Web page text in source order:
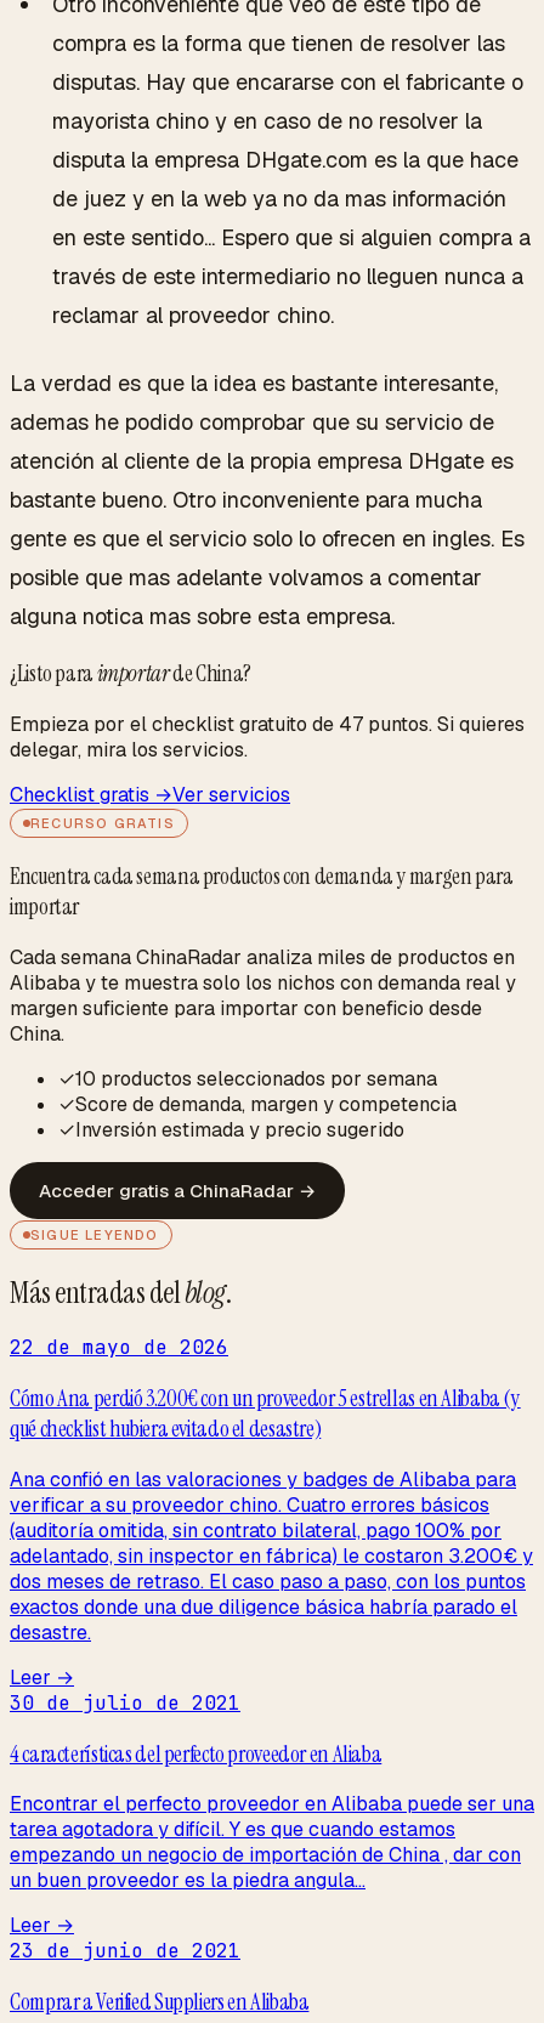
compra es la forma que tienen de resolver las
disputas. Hay que encararse con el fabricante o
mayorista chino y en caso de no resolver la
disputa la empresa DHgate.com es la que hace
de juez y en la web ya no da mas información
en este sentido... Espero que si alguien compra a
través de este intermediario no lleguen nunca a
reclamar al proveedor chino.
La verdad es que la idea es bastante interesante,
ademas he podido comprobar que su servicio de
atención al cliente de la propia empresa DHgate es
bastante bueno. Otro inconveniente para mucha
gente es que el servicio solo lo ofrecen en ingles. Es
posible que mas adelante volvamos a comentar
alguna notica mas sobre esta empresa.
¿Listo paraimportarde China?
Empieza por el checklist gratuito de 47 puntos. Si quieres
delegar, mira los servicios.
Checklist gratis →Ver servicios
RECURSO GRATIS
Encuentra cada semana productos con demanda y margen para
importar
Cada semana ChinaRadar analiza miles de productos en
Alibaba y te muestra solo los nichos con demanda real y
margen suficiente para importar con beneficio desde
China.
✓10 productos seleccionados por semana
✓Score de demanda, margen y competencia
✓Inversión estimada y precio sugerido
Acceder gratis a ChinaRadar →
SIGUE LEYENDO
Más entradas delblog.
22 de mayo de 2026
Cómo Ana perdió 3.200€ con un proveedor 5 estrellas en Alibaba (y
qué checklist hubiera evitado el desastre)
Ana confió en las valoraciones y badges de Alibaba para
verificar a su proveedor chino. Cuatro errores básicos
(auditoría omitida, sin contrato bilateral, pago 100% por
adelantado, sin inspector en fábrica) le costaron 3.200€ y
dos meses de retraso. El caso paso a paso, con los puntos
exactos donde una due diligence básica habría parado el
desastre.
Leer →
30 de julio de 2021
4 características del perfecto proveedor en Aliaba
Encontrar el perfecto proveedor en Alibaba puede ser una
tarea agotadora y difícil. Y es que cuando estamos
empezando un negocio de importación de China , dar con
un buen proveedor es la piedra angula...
Leer →
23 de junio de 2021
Comprar a Verified Suppliers en Alibaba